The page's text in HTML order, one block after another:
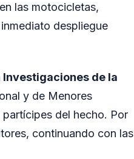
las motocicletas,
despliegue
Investigaciones de la
y de Menores
del hecho. Por
continuando con las